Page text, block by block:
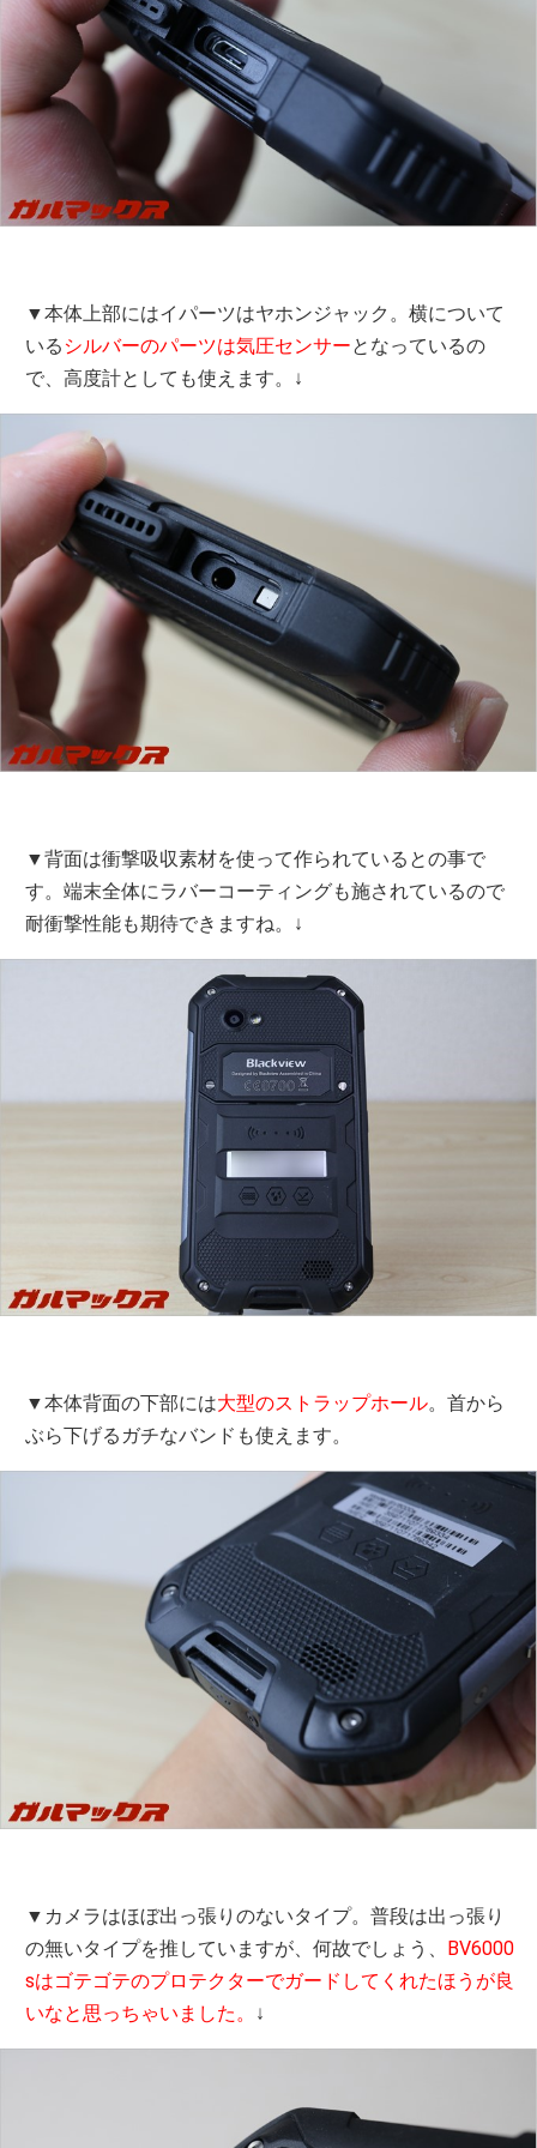
▼本体上部にはイパーツはヤホンジャック。横について
いる シルバーのパーツは気圧センサーとなっているの
で、高度計としても使えます。↓
▼背面は衝撃吸収素材を使って作られているとの事で
す。端末全体にラバーコーティングも施されているので
耐衝撃性能も期待できますね。↓
▼本体背面の下部には大型のストラップホール。首から
ぶら下げるガチなバンドも使えます。
▼カメラはほぼ出っ張りのないタイプ。普段は出っ張り
の無いタイプを推していますが、何故でしょう、 BV6000
sはゴテゴテのプロテクターでガードしてくれたほうが良
いなと思っちゃいました。 ↓